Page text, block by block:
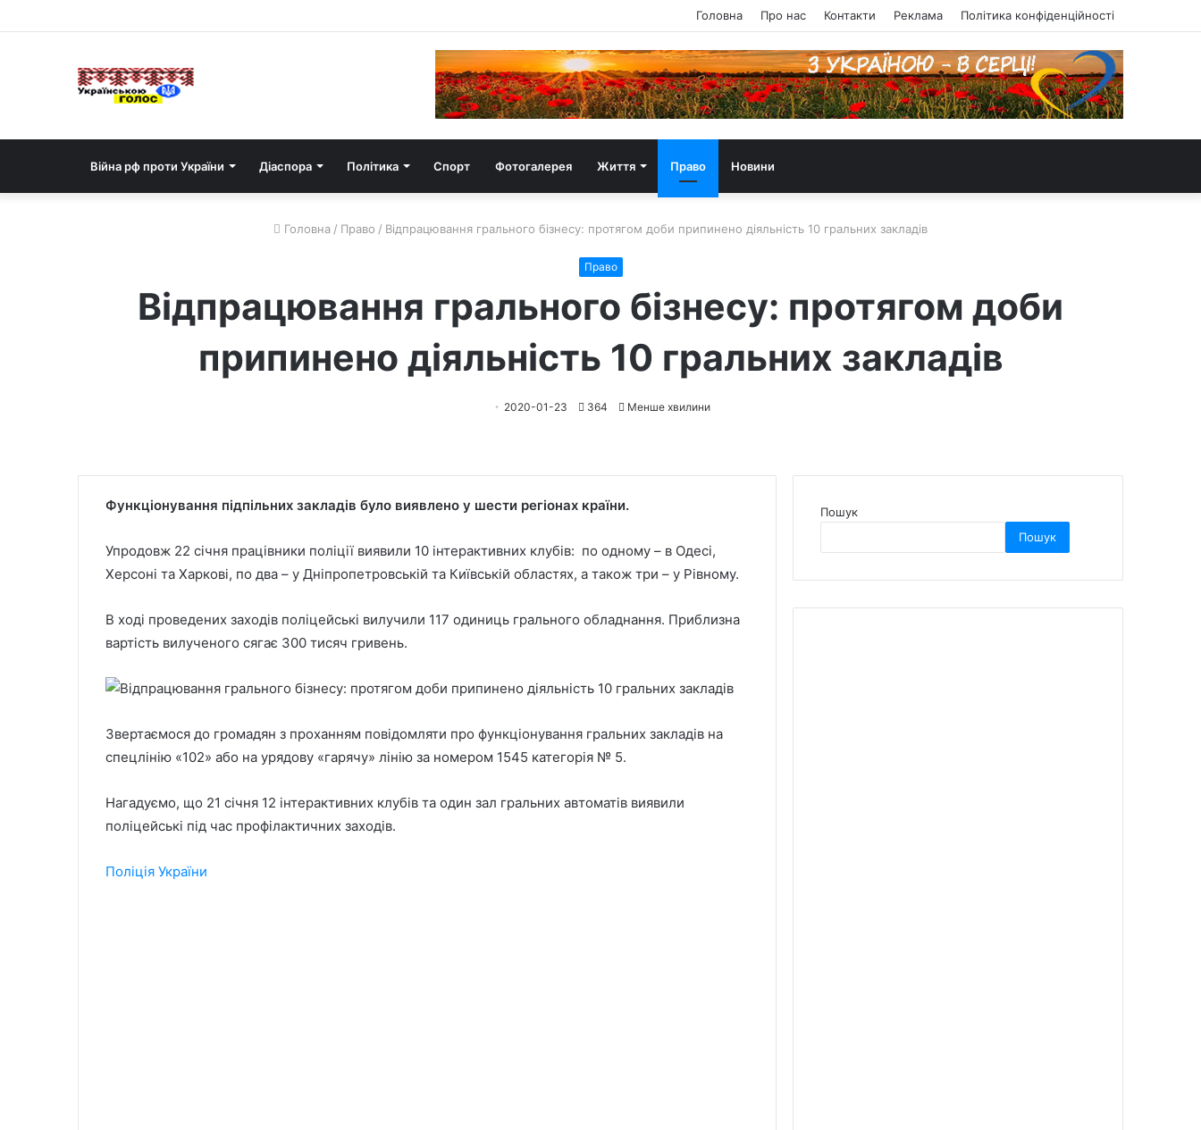
Головна Про нас Контакти Реклама Політика конфіденційності
Війна рф проти України Діаспора Політика Спорт Фотогалерея Життя Право Новини
Головна / Право / Відпрацювання грального бізнесу: протягом доби припинено діяльність 10 гральних закладів
Право
Відпрацювання грального бізнесу: протягом доби
припинено діяльність 10 гральних закладів
2020-01-23 364 Менше хвилини
Функціонування підпільних закладів було виявлено у шести регіонах країни.
Упродовж 22 січня працівники поліції виявили 10 інтерактивних клубів: по одному – в Одесі,
Херсоні та Харкові, по два – у Дніпропетровській та Київській областях, а також три – у Рівному.
В ході проведених заходів поліцейські вилучили 117 одиниць грального обладнання. Приблизна
вартість вилученого сягає 300 тисяч гривень.
Звертаємося до громадян з проханням повідомляти про функціонування гральних закладів на
спецлінію «102» або на урядову «гарячу» лінію за номером 1545 категорія № 5.
Нагадуємо, що 21 січня 12 інтерактивних клубів та один зал гральних автоматів виявили
поліцейські під час профілактичних заходів.
Поліція України
Пошук
Пошук